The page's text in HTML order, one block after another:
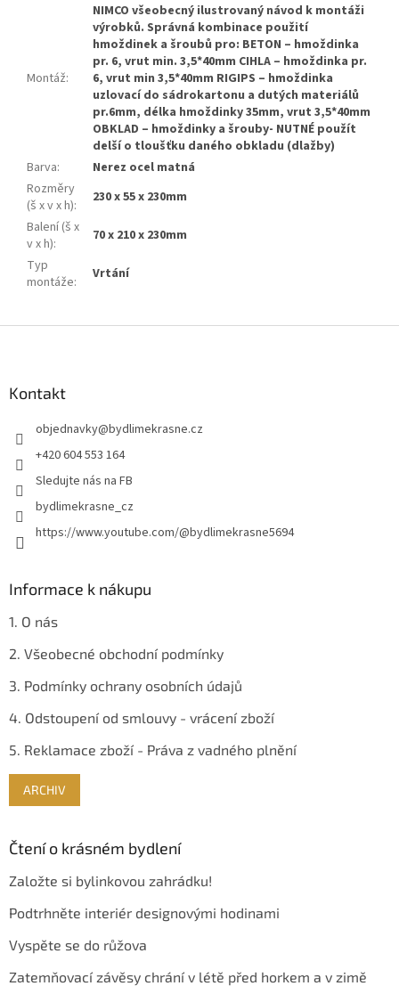
Montáž:
NIMCO všeobecný ilustrovaný návod k montáži
výrobků. Správná kombinace použití
hmoždinek a šroubů pro: BETON – hmoždinka
pr. 6, vrut min. 3,5*40mm CIHLA – hmoždinka pr.
6, vrut min 3,5*40mm RIGIPS – hmoždinka
uzlovací do sádrokartonu a dutých materiálů
pr.6mm, délka hmoždinky 35mm, vrut 3,5*40mm
OBKLAD – hmoždinky a šrouby- NUTNÉ použít
delší o tloušťku daného obkladu (dlažby)
Barva:
Nerez ocel matná
Rozměry
(š x v x h):
230 x 55 x 230mm
Balení (š x
v x h):
70 x 210 x 230mm
Typ
montáže: Vrtání
Kontakt
objednavky@bydlimekrasne.cz
+420 604 553 164
Sledujte nás na FB
bydlimekrasne_cz
https://www.youtube.com/@bydlimekrasne5694
Informace k nákupu
1. O nás
2. Všeobecné obchodní podmínky
3. Podmínky ochrany osobních údajů
4. Odstoupení od smlouvy - vrácení zboží
5. Reklamace zboží - Práva z vadného plnění
ARCHIV
Čtení o krásném bydlení
Založte si bylinkovou zahrádku!
Podtrhněte interiér designovými hodinami
Vyspěte se do růžova
Zatemňovací závěsy chrání v létě před horkem a v zimě